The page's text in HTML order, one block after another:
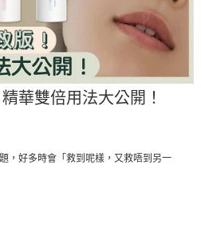
華雙倍用法大公開！
，好多時會「救到呢樣，又救唔到另一